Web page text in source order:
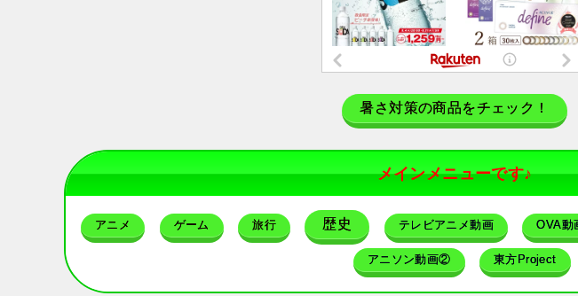
暑さ対策の商品をチェック！
メインメニューです♪
アニメ ゲーム 旅行 歴史 テレビアニメ動画 OVA動
アニソン動画② 東方Project